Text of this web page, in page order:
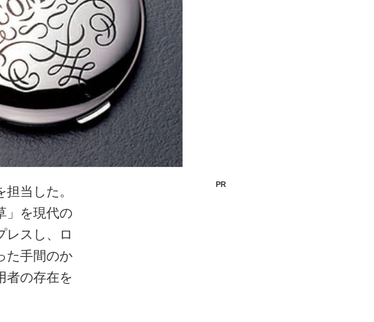
当した。
」を現代の
レスし、ロ
た手間のか
者の存在を
PR